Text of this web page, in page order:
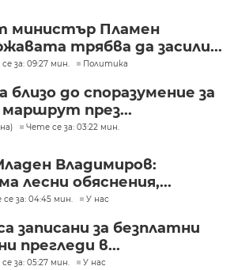
министър Пламен
трябва да засили...
за: 09:27 мин. Политика
близо до споразумение за
през...
Чете се за: 03:22 мин.
Владимиров:
лесни обяснения,...
за: 04:45 мин. У нас
записани за безплатни
прегледи в...
за: 05:27 мин. У нас